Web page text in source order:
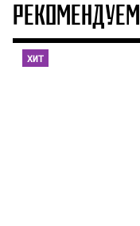
РЕКОМЕНДУЕМ
ХИТ